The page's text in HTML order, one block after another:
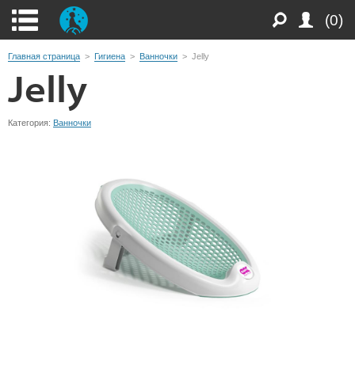
(0)
Главная страница > Гигиена > Ванночки > Jelly
Jelly
Категория: Ванночки